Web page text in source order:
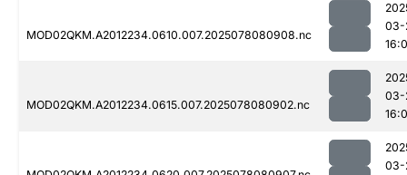
MOD02QKM.A2012234.0610.007.2025078080908.nc
03-
MOD02QKM.A2012234.0615.007.2025078080902.nc
03-
03-